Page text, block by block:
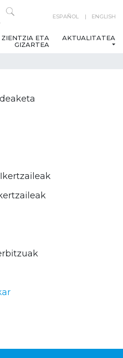
ESPAÑOL ENGLISH
ZIENTZIA ETA
GIZARTEA
AKTUALITATEA